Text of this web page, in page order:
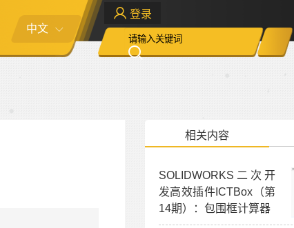
中文
登录
相关内容
SOLIDWORKS二次开
发高效插件ICTBox（第
14期）：包围框计算器